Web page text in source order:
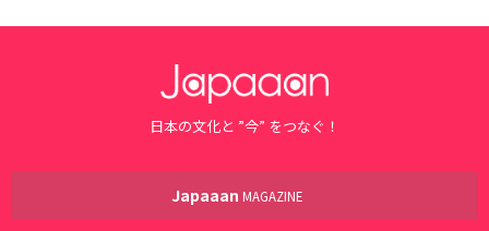
日本の文化と ”今” をつなぐ！
Japaaan MAGAZINE